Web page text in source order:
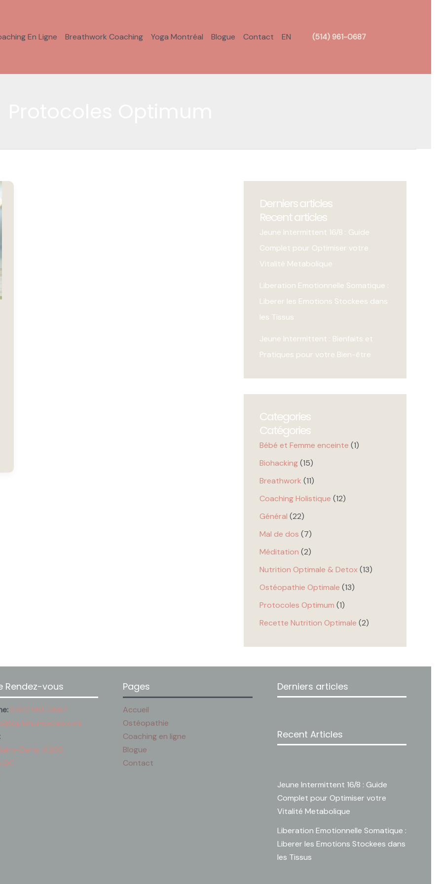
En Ligne Breathwork Coaching Yoga Montréal Blogue Contact EN (514) 961-0687
Derniers articles
Recent articles
Jeune Intermittent 16/8 : Guide
Complet pour Optimiser votre
Vitalité Metabolique
Liberation Emotionnelle Somatique :
Liberer les Emotions Stockees dans
les Tissus
Jeune Intermittent : Bienfaits et
Pratiques pour votre Bien-être
Categories
Catégories
Bébé et Femme enceinte (1)
Biohacking(15)
Breathwork (11)
Coaching Holistique (12)
Général (22)
Mal de dos (7)
Méditation (2)
Nutrition Optimale & Detox(13)
Ostéopathie Optimale (13)
Protocoles Optimum (1)
Recette Nutrition Optimale (2)
Rendez-vous
(514) 961-0687
Denis #200,
Pages
Accueil
Ostéopathie
Coaching en ligne
Blogue
Contact
Derniers articles
Recent Articles
Jeune Intermittent 16/8 : Guide
Complet pour Optimiser votre
Vitalité Metabolique
Liberation Emotionnelle Somatique :
Liberer les Emotions Stockees dans
les Tissus